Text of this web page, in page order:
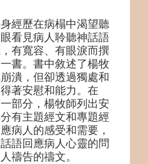
經歷在病榻中渴望聽
看見病人聆聽神話語
有寬容、有眼淚而撰
書。書中敘述了楊牧
潰，但卻透過獨處和
著安慰和能力。在
部分，楊牧師列出安
有主題經文和專題經
病人的感受和需要，
語回應病人心靈的問
禱告的禱文。